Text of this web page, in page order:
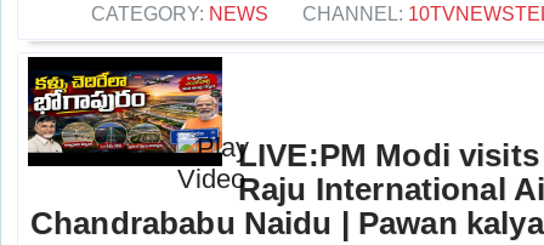
CATEGORY: NEWS CHANNEL:
LIVE:PM Modi
Raju International
Chandrababu Naidu | Pawan